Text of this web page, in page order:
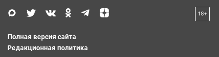
18+
Полная версия сайта
Редакционная политика